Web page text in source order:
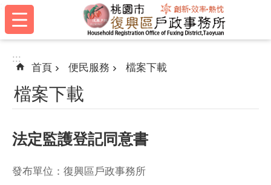
跳到主要內容區塊
:::
:::
首頁 便民服務 檔案下載
檔案下載
法定監護登記同意書
發布單位：復興區戶政事務所